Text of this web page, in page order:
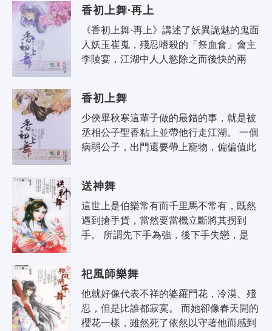
香初上舞·再上
《香初上舞·再上》講述了妖異詭魅的鬼面
人妖玉崔嵬，殘忍嗜殺的「祭血會」會主
李陵宴，江湖中人人慾除之而後快的兩
香初上舞
少俠畢秋寒這輩子做的最錯的事，就是被
丞相公子聖香粘上並帶他行走江湖。 一個
病弱公子，出門還要帶上寵物，偏偏值此
送神舞
這世上是伯樂常有而千里馬不常有，既然
遇到搶手貨，當然要當機立斷將其拐到
手。 所謂先下手為強，後下手失戀，是
祀風師樂舞
他就好像代表不祥的婆羅門花，冷漠、殘
忍，但是比誰都寂寞。 而她卻像春天開的
櫻花一樣，雖然死了依然以守著他而感到